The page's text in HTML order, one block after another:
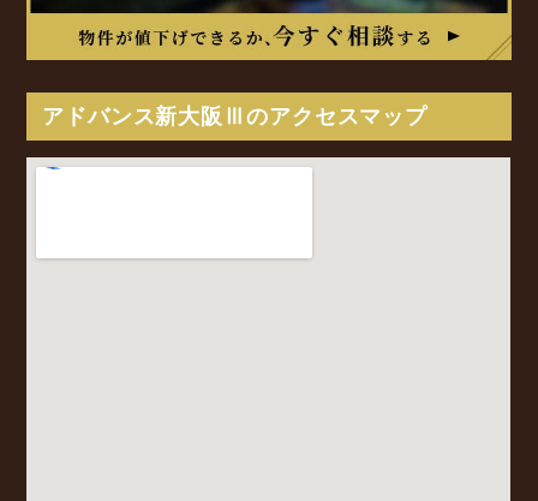
アドバンス新大阪Ⅲのアクセスマップ